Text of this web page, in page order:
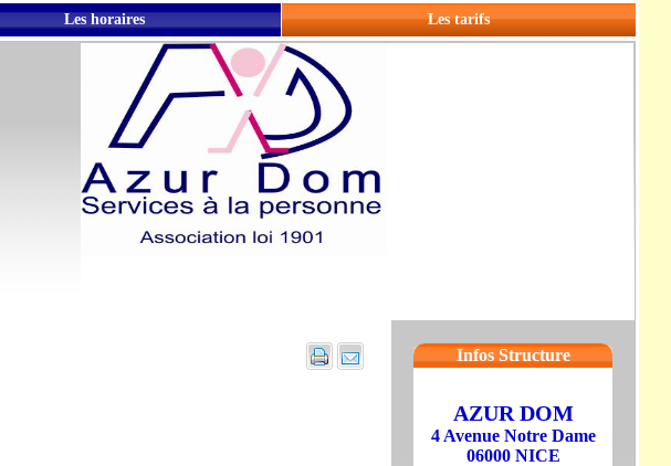
Les horaires Les tarifs
Infos Structure
AZUR DOM
4 Avenue Notre Dame
06000 NICE